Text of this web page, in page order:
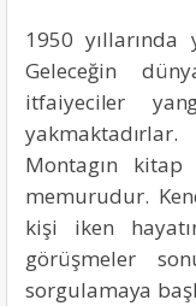
1950 yıllarında
Geleceğin
itfaiyeciler
Montagın
memurudur.
kişi iken
görüşmeler
sorgulamaya